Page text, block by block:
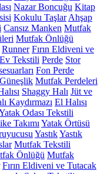
Nazar Boncuğu Kitap
Kokulu Taşlar Ahşap
Cansız Manken Mutfak
Mutfak Önlüğü
Runner Fırın Eldiveni ve
Ev Tekstili Perde Stor
Fon Perde
Güneşlik Mutfak Perdeleri
Shaggy Halı Jüt ve
Kaydırmazı El Halısı
Odası Tekstili
Takımı Yatak Örtüsü
YastıkYastık
Mutfak Tekstili
Önlüğü Mutfak
Fırın Eldiveni ve Tutacak